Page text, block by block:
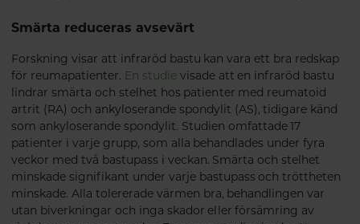
Smärta reduceras avsevärt
Forskning visar att infraröd bastu kan vara ett bra redskap
för reumapatienter. En studievisade att en infraröd bastu
lindrar smärta och stelhet hos patienter med reumatoid
artrit (RA) och ankyloserande spondylit (AS), tidigare känd
som ankyloserande spondylit. Studien omfattade 17
patienter i varje grupp, som alla behandlades under fyra
veckor med två bastupass i veckan. Smärta och stelhet
minskade signifikant under varje bastupass och tröttheten
minskade. Alla tolererade värmen bra, behandlingen var
utan biverkningar och inga skador eller försämring av